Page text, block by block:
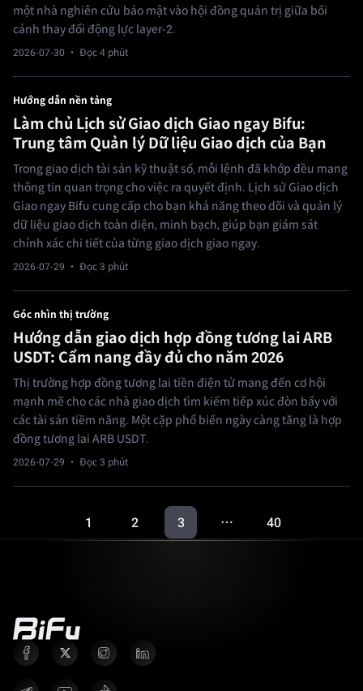
một nhà nghiên cứu bảo mật vào hội đồng quản trị giữa bối
cảnh thay đổi động lực layer-2.
2026-07-30 · Đọc 4 phút
Hướng dẫn nền tảng
Làm chủ Lịch sử Giao dịch Giao ngay Bifu:
Trung tâm Quản lý Dữ liệu Giao dịch của Bạn
Trong giao dịch tài sản kỹ thuật số, mỗi lệnh đã khớp đều mang
thông tin quan trọng cho việc ra quyết định. Lịch sử Giao dịch
Giao ngay Bifu cung cấp cho bạn khả năng theo dõi và quản lý
dữ liệu giao dịch toàn diện, minh bạch, giúp bạn giám sát
chính xác chi tiết của từng giao dịch giao ngay.
2026-07-29 · Đọc 3 phút
Góc nhìn thị trường
Hướng dẫn giao dịch hợp đồng tương lai ARB
USDT: Cẩm nang đầy đủ cho năm 2026
Thị trường hợp đồng tương lai tiền điện tử mang đến cơ hội
mạnh mẽ cho các nhà giao dịch tìm kiếm tiếp xúc đòn bẩy với
các tài sản tiềm năng. Một cặp phổ biến ngày càng tăng là hợp
đồng tương lai ARB USDT.
2026-07-29 · Đọc 3 phút
1 2 3 … 40